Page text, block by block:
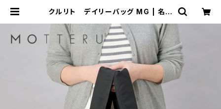
クルリト デイリーバッグ MG | 名入